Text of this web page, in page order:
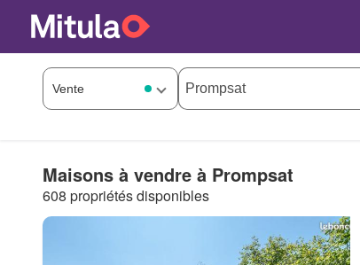
Maisons à vendre à Prompsat
608 propriétés disponibles